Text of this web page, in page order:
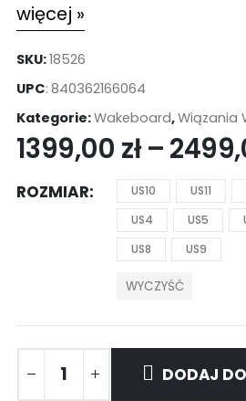
więcej »
SKU:18526
UPC: 840362166064
Kategorie:Wakeboard,Wiązania
1399,00 zł –
ROZMIAR US10 US11
US4
US5
US8
US9
WYCZYŚĆ
DODAJ